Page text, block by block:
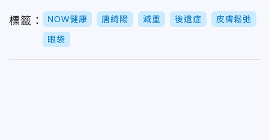
標籤： NOW健康 唐綺陽 減重 後遺症 皮膚鬆弛
眼袋